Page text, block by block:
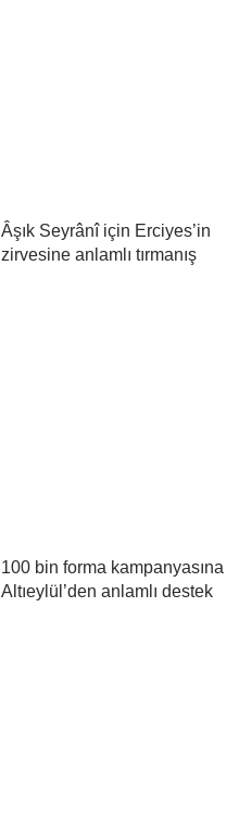
Âşık Seyrânî için Erciyes’in
zirvesine anlamlı tırmanış
100 bin forma kampanyasına
Altıeylül’den anlamlı destek